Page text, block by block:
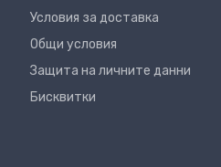
Условия за доставка
Общи условия
Защита на личните данни
Бисквитки